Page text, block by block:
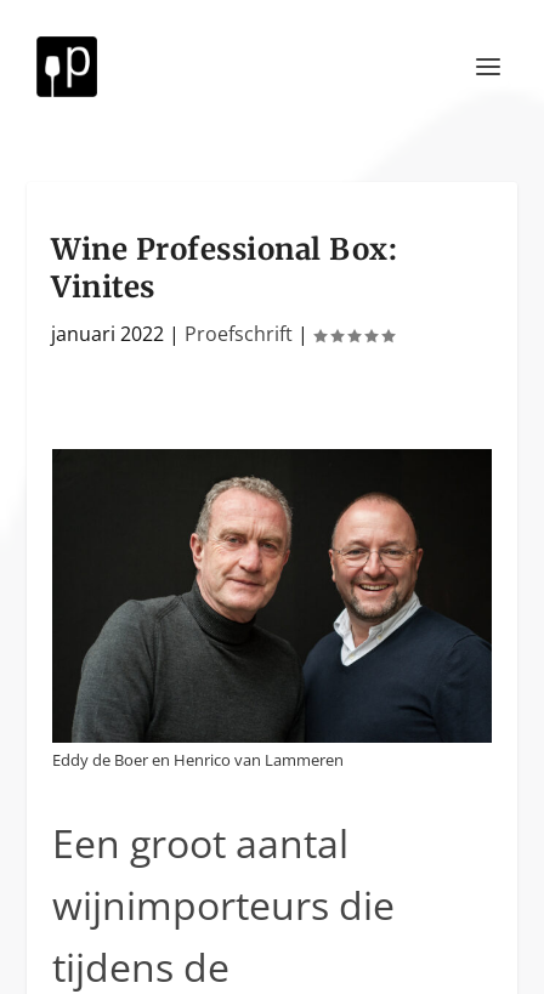
Wine Professional Box:
Vinites
januari 2022 | Proefschrift |
Eddy de Boer en Henrico van Lammeren
Een groot aantal
wijnimporteurs die
tijdens de